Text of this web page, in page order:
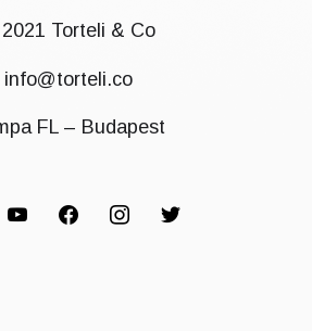
Torteli & Co
info@torteli.co
FL – Budapest
youtube facebookinstagramtwitter